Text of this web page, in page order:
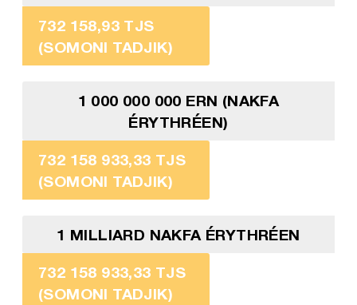
732 158,93 TJS
(SOMONI TADJIK)
1 000 000 000 ERN (NAKFA
ÉRYTHRÉEN)
732 158 933,33 TJS
(SOMONI TADJIK)
1 MILLIARD NAKFA ÉRYTHRÉEN
732 158 933,33 TJS
(SOMONI TADJIK)